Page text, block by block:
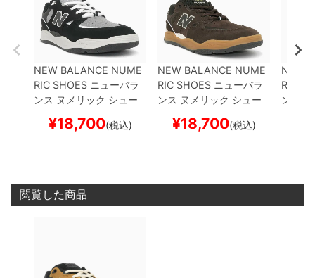
NEW BALANCE NUME
RIC SHOES ニューバラ
ンス ヌメリック シュー
MOS 1010NM1010GG
¥18,700(税込)
NEW BALANCE NUME
RIC SHOES ニューバラ
ンス ヌメリック シュー
MOS 1010NM1010BN
¥18,700(税込)
NEW
RIC
ンス
閲覧した商品